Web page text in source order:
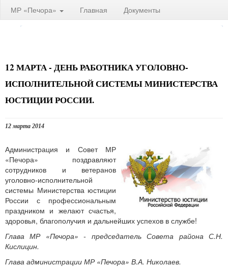
МР «Печора» Главная Документы
12 МАРТА - ДЕНЬ РАБОТНИКА УГОЛОВНО-
ИСПОЛНИТЕЛЬНОЙ СИСТЕМЫ МИНИСТЕРСТВА
ЮСТИЦИИ РОССИИ.
12 марта 2014
Администрация и Совет МР
«Печора» поздравляют
сотрудников и ветеранов
уголовно-исполнительной
системы Министерства юстиции
России с профессиональным
праздником и желают счастья,
здоровья, благополучия и дальнейших успехов в службе!
Глава МР «Печора» - председатель Совета района С.Н.
Кислицин.
Глава администрации МР «Печора» В.А. Николаев.